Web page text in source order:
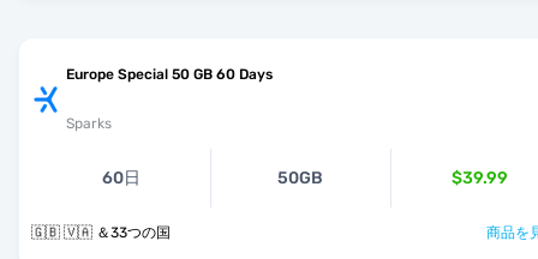
Europe Special 50 GB 60 Days
Sparks
60日 50GB $39.99
🇬🇧 🇻🇦 ＆33つの国 商品を